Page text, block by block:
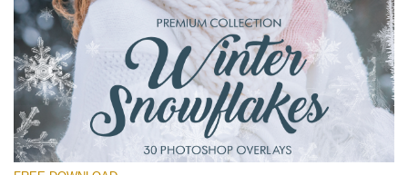
Please select
Free Winter Overlay #15
Small 800*533px
Winter Snowflakes
(30 Overlays)